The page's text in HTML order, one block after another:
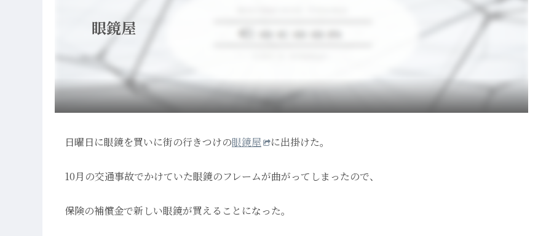
眼鏡屋
日曜日に眼鏡を買いに街の行きつけの眼鏡屋 に出掛けた。
10月の交通事故でかけていた眼鏡のフレームが曲がってしまったので、
保険の補償金で新しい眼鏡が買えることになった。